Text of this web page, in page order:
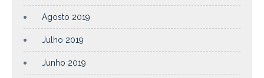
Agosto 2019
Julho 2019
Junho 2019